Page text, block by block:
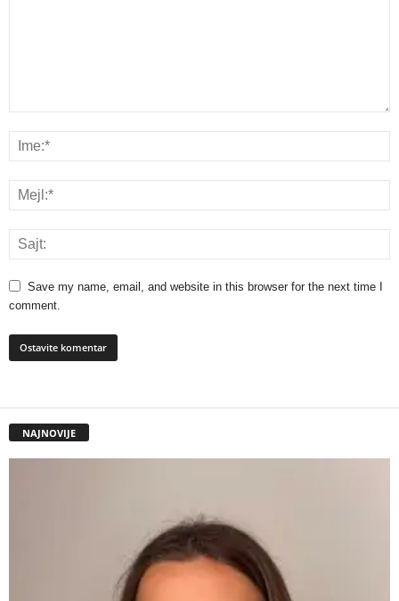
Save my name, email, and website in this browser for the next time I
comment.
NAJNOVIJE